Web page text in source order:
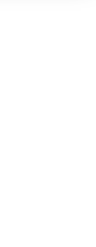
riusciti ad
e delicato
tratto vantaggio
e servizi.